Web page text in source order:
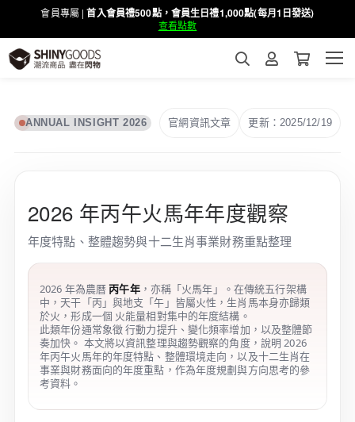
會員專屬 |首入會員禮500點，會員生日禮1,000點(每月1日發送)
查看點數
ANNUAL INSIGHT 2026 官網資訊文章 更新：2025/12/19
2026 年丙午火馬年年度觀察
年度特點、整體趨勢與十二生肖事業財務重點整理
2026 年為農曆丙午年，亦稱「火馬年」。在傳統五行架構
中，天干「丙」與地支「午」皆屬火性，生肖馬本身亦歸類
於火，形成一個 火能量相對集中的年度結構。
此類年份通常象徵 行動力提升、變化頻率增加，以及整體節
奏加快。 本文將以資訊整理與趨勢觀察的角度，說明 2026
年丙午火馬年的年度特點、整體環境走向，以及十二生肖在
事業與財務面向的年度重點，作為年度規劃與方向思考的參
考資料。